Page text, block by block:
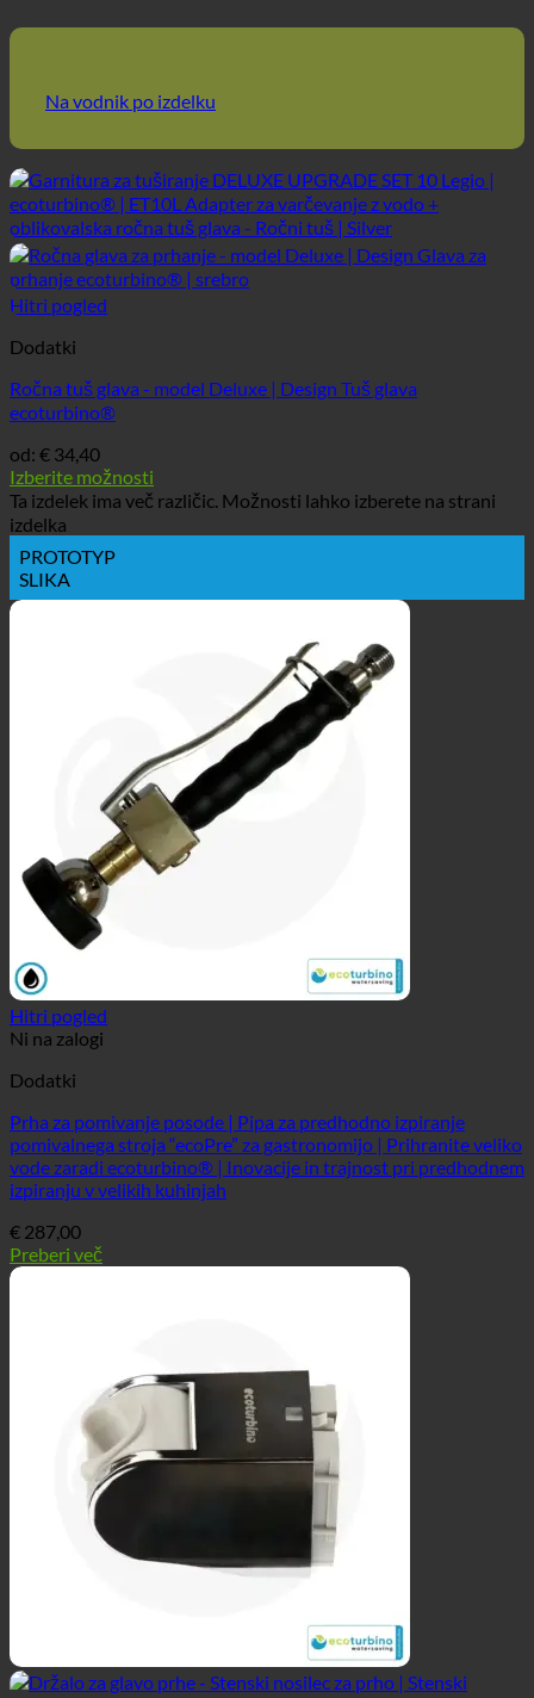
Na vodnik po izdelku
Hitri pogled
Dodatki
Ročna tuš glava - model Deluxe | Design Tuš glava
ecoturbino®
od: € 34,40
Izberite možnosti
Ta izdelek ima več različic. Možnosti lahko izberete na strani
izdelka
PROTOTYP
SLIKA
Hitri pogled
Ni na zalogi
Dodatki
Prha za pomivanje posode | Pipa za predhodno izpiranje
pomivalnega stroja “ecoPre” za gastronomijo | Prihranite veliko
vode zaradi ecoturbino® | Inovacije in trajnost pri predhodnem
izpiranju v velikih kuhinjah
€ 287,00
Preberi več